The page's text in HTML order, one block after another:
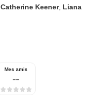
,Catherine Keener, Liana
Mes amis
--